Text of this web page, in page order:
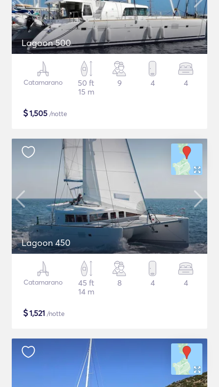
Lagoon 500
Catamarano
50 ft
15 m
9 4 4
$1,505 /notte
Lagoon 450
Catamarano
45 ft
14 m
8 4 4
$1,521 /notte